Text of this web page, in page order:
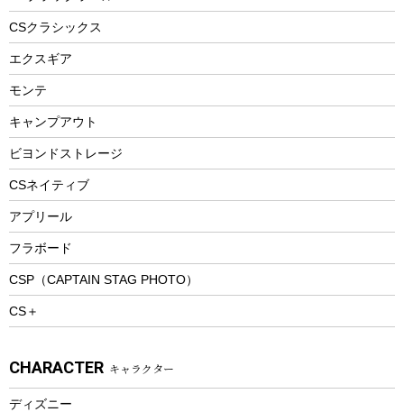
トレー
ランチョンマット
ランチボックス
ヘルメット
エアーポンプ
ビーチテント
ウィンター
スノーシュー
防寒ウェア
トレッキング
トレッキングアクセサリー
プレイグッズ
ウェルネス
ウェア、タオル
CSクラシックス
エクスギア
モンテ
キャンプアウト
ビヨンドストレージ
CSネイティブ
アプリール
フラボード
CSP（CAPTAIN STAG PHOTO）
CS＋
CHARACTER キャラクター
ディズニー